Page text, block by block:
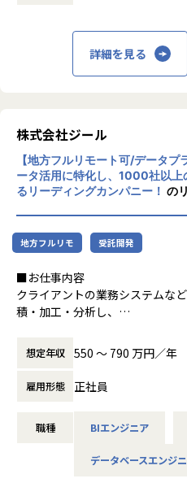
【ポジションの魅力】
●北海道拠点でも顧客は東京本
とした企業様のデータやDX推進
【募集背景】
ジールの成長拡大、そして市場
用になります。働く地域を理由
りつつ、大手企業のデータプラ
【業務の変更の範囲】
適正に応じて、会社の指示する
■Mission：専門性
ズに応えるため
ナルサービスの大
掲げております。
力、深い経験から
な分析力をハイク
供することで、企
ることを私たちは
造」を掲げて、理
員全員が燃える会
展する企業です。
ます。お客様に対
詳細を見る
株式会社ジール
【地方フルリモート可/データ
ータ活用に特化し、1000社以
るリーディングカンパニー！ の
地方フルリモ 受託開発
■お仕事内容
クライアントの業務システムな
積・加工・分析し、
含むデータプラットフォームの
ています。
【詳細】
画、設計、実装まで、プロジェ
●主に要件定義からテストまで
想定年収 550 〜 790 万円／年
雇用形態 正社員
職種 BIエンジニア
データベースエンジ